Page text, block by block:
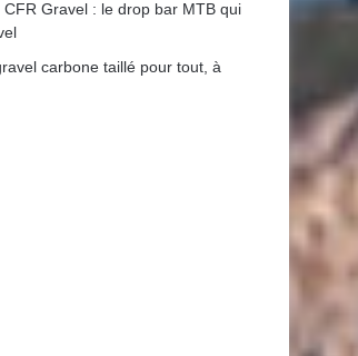
CFR Gravel : le drop bar MTB qui
carbone taillé pour tout, à